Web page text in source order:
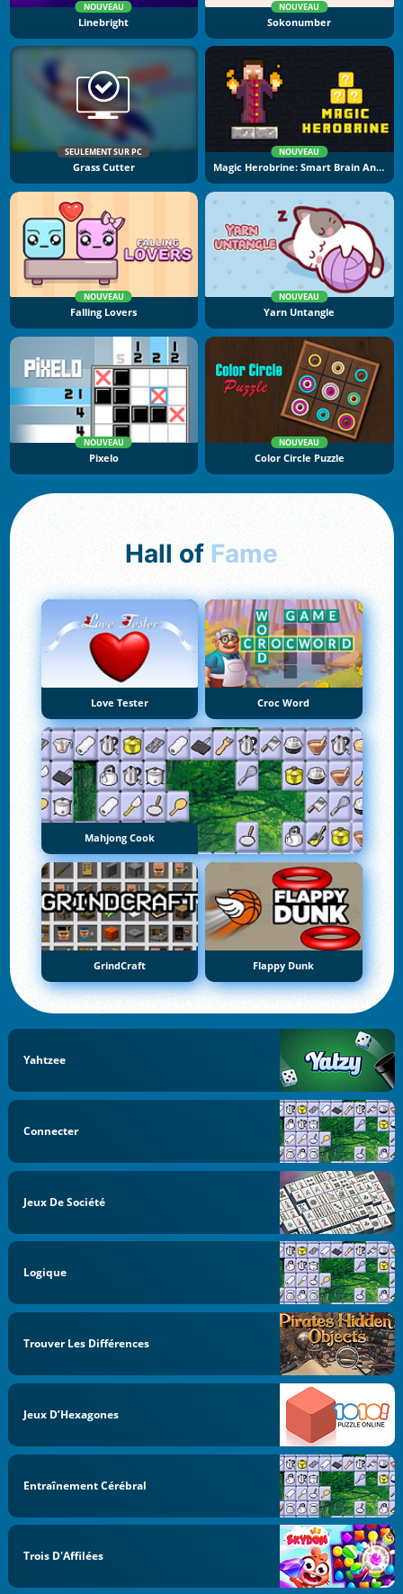
NOUVEAU
Linebright
NOUVEAU
Sokonumber
SEULEMENT SUR PC
Grass Cutter
NOUVEAU
Magic Herobrine: Smart Brain And Puzzle Quest
NOUVEAU
Falling Lovers
NOUVEAU
Yarn Untangle
NOUVEAU
Pixelo
NOUVEAU
Color Circle Puzzle
Hall of Fame
Love Tester Croc Word
Mahjong Cook
GrindCraft Flappy Dunk
Yahtzee
Connecter
Jeux De Société
Logique
Trouver Les Différences
Jeux D’Hexagones
Entraînement Cérébral
Trois D'Affilées